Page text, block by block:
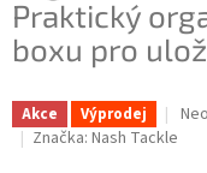
Praktický
boxu pro
Akce Výprodej
Značka: Nash Tackle